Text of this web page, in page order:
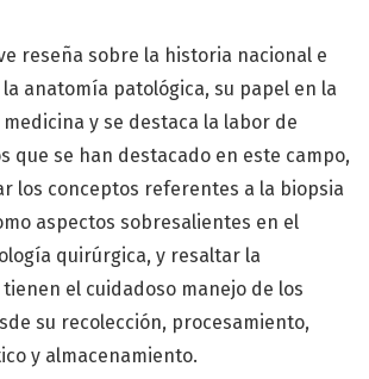
reseña sobre la historia nacional e
anatomía patológica, su papel en la
y se destaca la labor de
que se han destacado en este campo,
los conceptos referentes a la biopsia
aspectos sobresalientes en el
quirúrgica, y resaltar la
el cuidadoso manejo de los
su recolección, procesamiento,
y almacenamiento.